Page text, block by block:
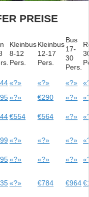
PREISE
Kleinbus
8-12
Pers.
Kleinbus
12-17
Pers.
Bus
17-
30
Pers.
«?» «?» «?»
«?» €290 «?»
€554 €564 «?»
«?» «?» «?»
«?» «?» «?»
«?» €784 €964